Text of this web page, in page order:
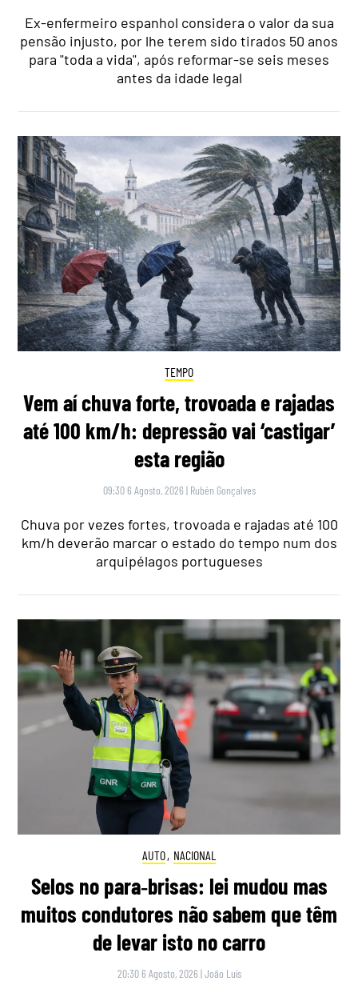
Ex-enfermeiro espanhol considera o valor da sua
pensão injusto, por lhe terem sido tirados 50 anos
para "toda a vida", após reformar-se seis meses
antes da idade legal
TEMPO
Vem aí chuva forte, trovoada e rajadas
até 100 km/h: depressão vai ‘castigar’
esta região
09:30 6 Agosto, 2026 | Rubén Gonçalves
Chuva por vezes fortes, trovoada e rajadas até 100
km/h deverão marcar o estado do tempo num dos
arquipélagos portugueses
AUTO, NACIONAL
Selos no para‑brisas: lei mudou mas
muitos condutores não sabem que têm
de levar isto no carro
20:30 6 Agosto, 2026 |João Luís